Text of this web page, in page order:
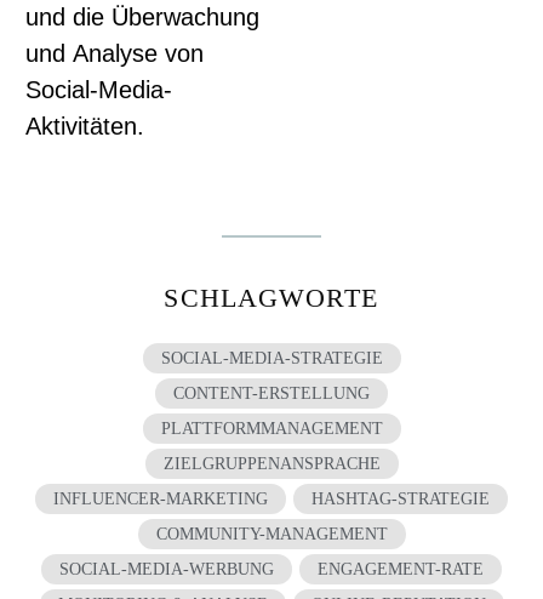
und die Überwachung
und Analyse von
Social-Media-
Aktivitäten.
SCHLAGWORTE
SOCIAL-MEDIA-STRATEGIE
CONTENT-ERSTELLUNG
PLATTFORMMANAGEMENT
ZIELGRUPPENANSPRACHE
INFLUENCER-MARKETING
HASHTAG-STRATEGIE
COMMUNITY-MANAGEMENT
SOCIAL-MEDIA-WERBUNG
ENGAGEMENT-RATE